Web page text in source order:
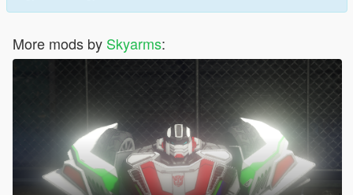
More mods by Skyarms: